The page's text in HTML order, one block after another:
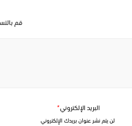
قم
البريد الإلكتروني*
لن يتم نشر عنوان بريدك الإلكتروني